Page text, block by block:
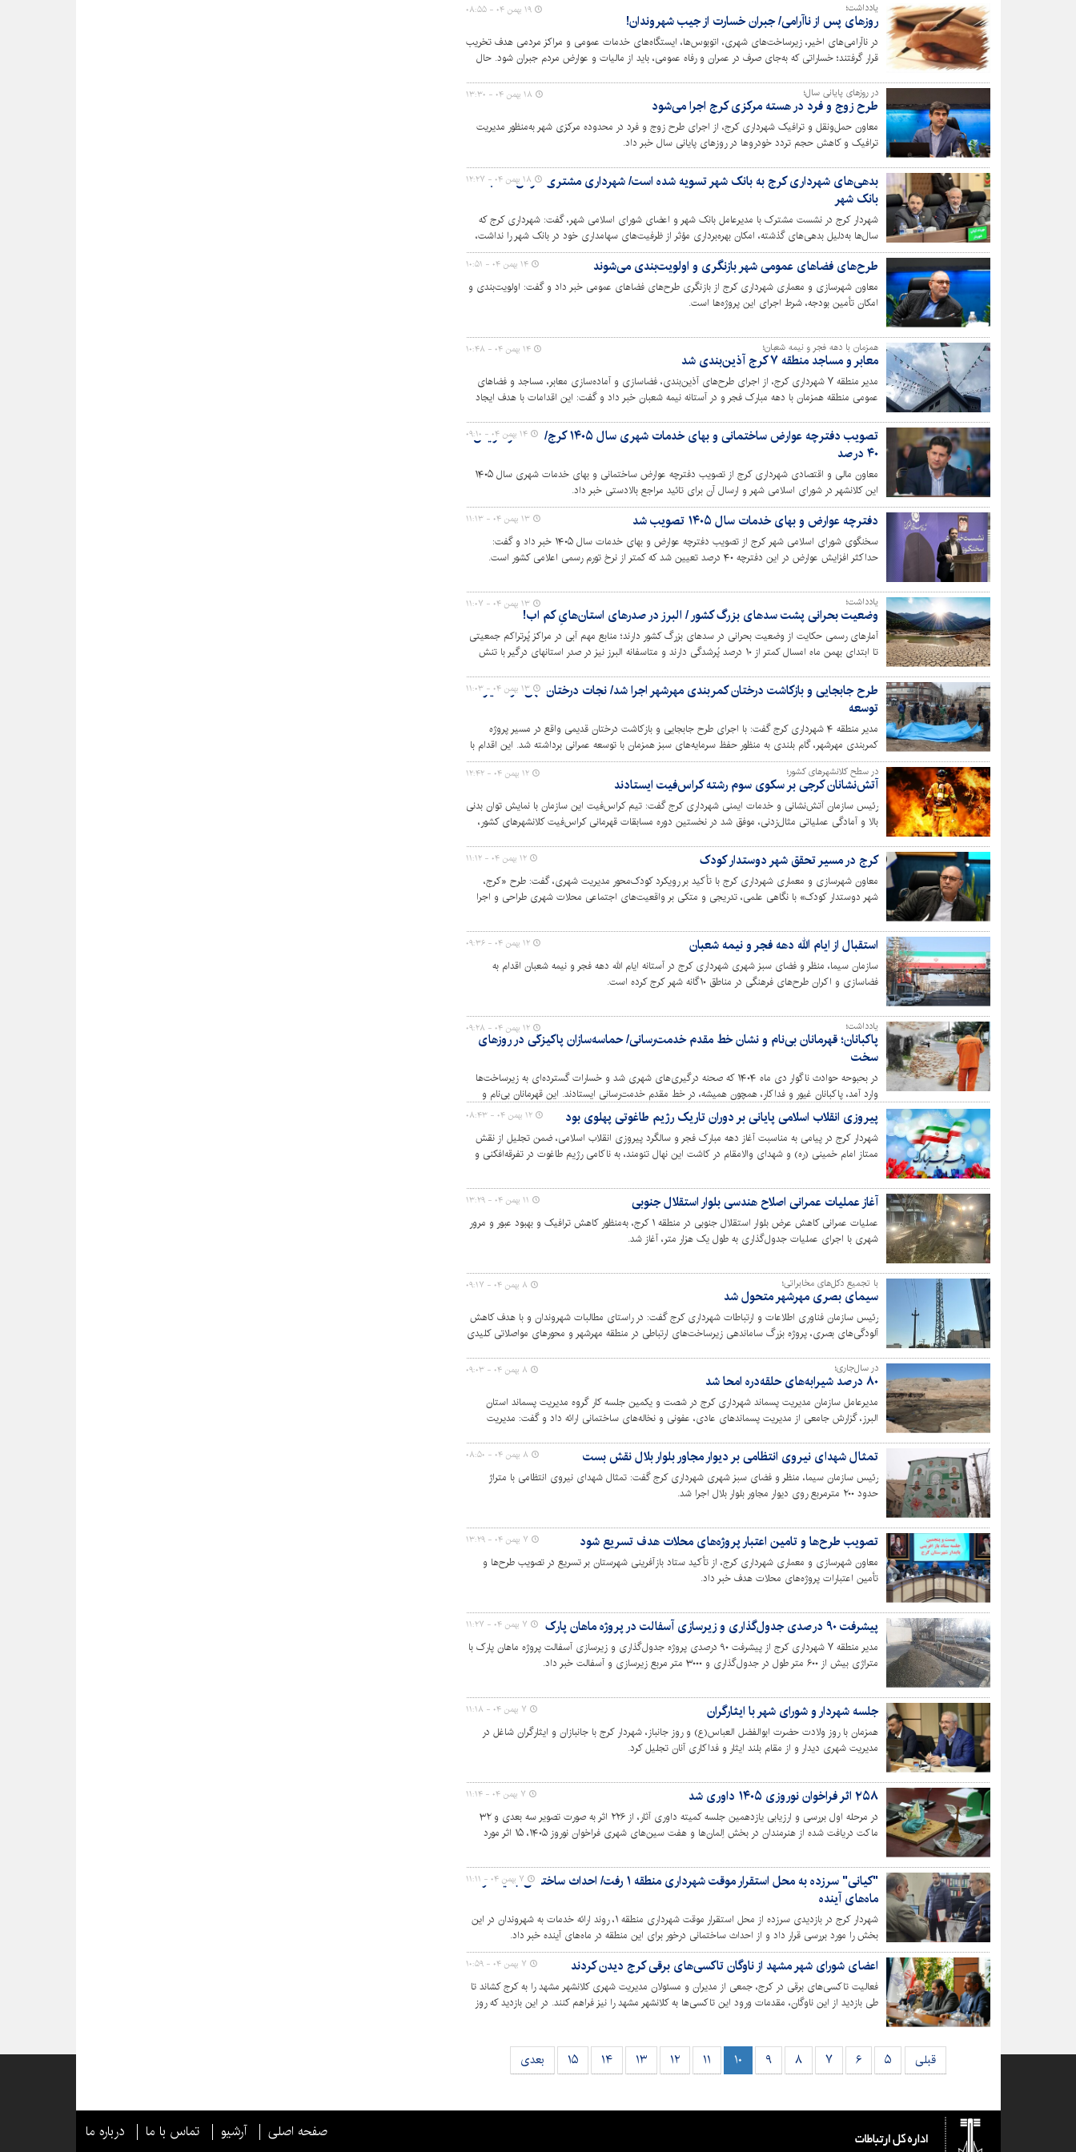
یادداشت؛
روزهای پس از ناآرامی/ جبران خسارت از جیب شهروندان!
در ناآرامی‌های اخیر، زیرساخت‌های شهری، اتوبوس‌ها، ایستگاه‌های خدمات عمومی و مراکز مردمی هدف تخریب
قرار گرفتند؛ خساراتی که به‌جای صرف در عمران و رفاه عمومی، باید از مالیات و عوارض مردم جبران شود. حال
خشونت شود؟
۱۹ بهمن ۰۴ - ۰۸:۵۵
در روزهای پایانی سال؛
طرح زوج و فرد در هسته مرکزی کرج اجرا می‌شود
معاون حمل‌ونقل و ترافیک شهرداری کرج، از اجرای طرح زوج و فرد در محدوده مرکزی شهر به‌منظور مدیریت
ترافیک و کاهش حجم تردد خودروها در روزهای پایانی سال خبر داد.
۱۸ بهمن ۰۴ - ۱۳:۳۰
بدهی‌های شهرداری کرج به بانک شهر تسویه شده است/ شهرداری مشتری خوش‌حساب
بانک شهر
شهردار کرج در نشست مشترک با مدیرعامل بانک شهر و اعضای شورای اسلامی شهر، گفت: شهرداری کرج که
سال‌ها به‌دلیل بدهی‌های گذشته، امکان بهره‌برداری مؤثر از ظرفیت‌های سهامداری خود در بانک شهر را نداشت،
امروز با تسویه کامل تعهدات مالی، به یکی از مشتریان خوش‌حساب این بانک تبدیل شده و زمینه برای توسعه
همکاری‌های جدید در حوزه پروژه‌های عمرانی، خدمات شهری و رفاه کارکنان فراهم شده است.
۱۸ بهمن ۰۴ - ۱۲:۲۷
طرح‌های فضاهای عمومی شهر بازنگری و اولویت‌بندی می‌شوند
معاون شهرسازی و معماری شهرداری کرج از بازنگری طرح‌های فضاهای عمومی خبر داد و گفت: اولویت‌بندی و
امکان تأمین بودجه، شرط اجرای این پروژه‌ها است.
۱۴ بهمن ۰۴ - ۱۰:۵۱
همزمان با دهه فجر و نیمه شعبان؛
معابر و مساجد منطقه ۷ کرج آذین‌بندی شد
مدیر منطقه ۷ شهرداری کرج، از اجرای طرح‌های آذین‌بندی، فضاسازی و آماده‌سازی معابر، مساجد و فضاهای
عمومی منطقه همزمان با دهه مبارک فجر و در آستانه نیمه شعبان خبر داد و گفت: این اقدامات با هدف ایجاد
۱۴ بهمن ۰۴ - ۱۰:۴۸
تصویب دفترچه عوارض ساختمانی و بهای خدمات شهری سال ۱۴۰۵ کرج/ حداکثر افزایش
۴۰ درصد
معاون مالی و اقتصادی شهرداری کرج از تصویب دفترچه عوارض ساختمانی و بهای خدمات شهری سال ۱۴۰۵
این کلانشهر در شورای اسلامی شهر و ارسال آن برای تائید مراجع بالادستی خبر داد.
۱۴ بهمن ۰۴ - ۰۹:۱۰
دفترچه عوارض و بهای خدمات سال ۱۴۰۵ تصویب شد
سخنگوی شورای اسلامی شهر کرج از تصویب دفترچه عوارض و بهای خدمات سال ۱۴۰۵ خبر داد و گفت:
حداکثر افزایش عوارض در این دفترچه ۴۰ درصد تعیین شد که کمتر از نرخ تورم رسمی اعلامی کشور است.
۱۳ بهمن ۰۴ - ۱۱:۱۳
یادداشت؛
وضعیت بحرانی پشت سدهای بزرگ کشور / البرز در صدرهای استان‌هایِ کم آب!
آمارهای رسمی حکایت از وضعیت بحرانی در سدهای بزرگ کشور دارند؛ منابع مهم آبی در مراکز پُرتراکم جمعیتی
تا ابتدای بهمن ماه امسال کمتر از ۱۰ درصد پُرشدگی دارند و متاسفانه البرز نیز در صدر استانهای درگیر با تنش
۱۳ بهمن ۰۴ - ۱۱:۰۷
طرح جابجایی و بازکاشت درختان کمربندی مهرشهر اجرا شد/ نجات درختان کهن در مسیر
توسعه
مدیر منطقه ۴ شهرداری کرج گفت: با اجرای طرح جابجایی و بازکاشت درختان قدیمی واقع در مسیر پروژه
کمربندی مهرشهر، گام بلندی به منظور حفظ سرمایه‌های سبز همزمان با توسعه عمرانی برداشته شد. این اقدام با
هدف کاهش اثرات زیست‌محیطی و پاسداری از درختان به عنوان میراث طبیعی صورت گرفته است.
۱۳ بهمن ۰۴ - ۱۱:۰۳
در سطح کلانشهرهای کشور؛
آتش‌نشانان کرجی بر سکوی سوم رشته کراس‌فیت ایستادند
رئیس سازمان آتش‌نشانی و خدمات ایمنی شهرداری کرج گفت: تیم کراس‌فیت این سازمان با نمایش توان بدنی
بالا و آمادگی عملیاتی مثال‌زدنی، موفق شد در نخستین دوره مسابقات قهرمانی کراس‌فیت کلانشهرهای کشور،
۱۲ بهمن ۰۴ - ۱۲:۴۲
کرج در مسیر تحقق شهر دوستدار کودک
معاون شهرسازی و معماری شهرداری کرج با تأکید بر رویکرد کودک‌محور مدیریت شهری، گفت: طرح «کرج،
شهر دوستدار کودک» با نگاهی علمی، تدریجی و متکی بر واقعیت‌های اجتماعی محلات شهری طراحی و اجرا
۱۲ بهمن ۰۴ - ۱۱:۱۲
استقبال از ایام الله دهه فجر و نیمه شعبان
سازمان سیما، منظر و فضای سبز شهری شهرداری کرج در آستانه ایام الله دهه فجر و نیمه شعبان اقدام به
فضاسازی و اکران طرح‌های فرهنگی در مناطق ۱۰گانه شهر کرج کرده است.
۱۲ بهمن ۰۴ - ۰۹:۳۶
یادداشت؛
پاکبانان؛ قهرمانان بی‌نام و نشان خط مقدم خدمت‌رسانی/ حماسه‌سازان پاکیزگی در روزهای
سخت
در بحبوحه حوادث ناگوار دی ماه ۱۴۰۴ که صحنه درگیری‌های شهری شد و خسارات گسترده‌ای به زیرساخت‌ها
وارد آمد، پاکبانان غیور و فداکار، همچون همیشه، در خط مقدم خدمت‌رسانی ایستادند. این قهرمانان بی‌نام و
نشان، با تعهد و ایثار بی‌بدیل خود، نه تنها مانع از اختلال در روند خدمات شهری شدند، بلکه با تلاش شبانه‌روزی،
صحنه‌های دلخراش تخریب را زدودند تا نبض زندگی در شهرها همچنان تپنده بماند و امید در دل شهروندان زنده
بماند.
۱۲ بهمن ۰۴ - ۰۹:۲۸
پیروزی انقلاب اسلامی پایانی بر دوران تاریک رژیم طاغوتی پهلوی بود
شهردار کرج در پیامی به مناسبت آغاز دهه مبارک فجر و سالگرد پیروزی انقلاب اسلامی، ضمن تجلیل از نقش
ممتاز امام خمینی (ره) و شهدای والامقام در کاشت این نهال تنومند، به ناکامی رژیم طاغوت در تفرقه‌افکنی و
خاک کشور شده و دهه فجر فرصتی برای تقویت همدلی برابر توطئه‌های دشمنان است.
۱۲ بهمن ۰۴ - ۰۸:۴۳
آغاز عملیات عمرانی اصلاح هندسی بلوار استقلال جنوبی
عملیات عمرانی کاهش عرض بلوار استقلال جنوبی در منطقه ۱ کرج، به‌منظور کاهش ترافیک و بهبود عبور و مرور
شهری با اجرای عملیات جدول‌گذاری به طول یک هزار متر، آغاز شد.
۱۱ بهمن ۰۴ - ۱۳:۲۹
با تجمیع دکل‌های مخابراتی؛
سیمای بصری مهرشهر متحول شد
رئیس سازمان فناوری اطلاعات و ارتباطات شهرداری کرج گفت: در راستای مطالبات شهروندان و با هدف کاهش
آلودگی‌های بصری، پروژه بزرگ ساماندهی زیرساخت‌های ارتباطی در منطقه مهرشهر و محورهای مواصلاتی کلیدی
۸ بهمن ۰۴ - ۰۹:۱۷
در سال‌جاری؛
۸۰ درصد شیرابه‌های حلقه‌دره امحا شد
مدیرعامل سازمان مدیریت پسماند شهرداری کرج در شصت و یکمین جلسه کار گروه مدیریت پسماند استان
البرز، گزارش جامعی از مدیریت پسماندهای عادی، عفونی و نخاله‌های ساختمانی ارائه داد و گفت: مدیریت
۸ بهمن ۰۴ - ۰۹:۰۳
تمثال شهدای نیروی انتظامی بر دیوار مجاور بلوار بلال نقش بست
رئیس سازمان سیما، منظر و فضای سبز شهری شهرداری کرج گفت: تمثال شهدای نیروی انتظامی با متراژ
حدود ۲۰۰ مترمربع روی دیوار مجاور بلوار بلال اجرا شد.
۸ بهمن ۰۴ - ۰۸:۵۰
تصویب طرح‌ها و تامین اعتبار پروژه‌های محلات هدف تسریع شود
معاون شهرسازی و معماری شهرداری کرج، از تأکید ستاد بازآفرینی شهرستان بر تسریع در تصویب طرح‌ها و
تأمین اعتبارات پروژه‌های محلات هدف خبر داد.
۷ بهمن ۰۴ - ۱۳:۲۹
پیشرفت ۹۰ درصدی جدول‌گذاری و زیرسازی آسفالت در پروژه ماهان پارک
مدیر منطقه ۷ شهرداری کرج از پیشرفت ۹۰ درصدی پروژه جدول‌گذاری و زیرسازی آسفالت پروژه ماهان پارک با
متراژی بیش از ۶۰۰ متر طول در جدول‌گذاری و ۳۰۰۰ متر مربع زیرسازی و آسفالت خبر داد.
۷ بهمن ۰۴ - ۱۱:۲۷
جلسه شهردار و شورای شهر با ایثارگران
همزمان با روز ولادت حضرت ابوالفضل العباس(ع) و روز جانباز، شهردار کرج با جانبازان و ایثارگران شاغل در
مدیریت شهری دیدار و از مقام بلند ایثار و فداکاری آنان تجلیل کرد.
۷ بهمن ۰۴ - ۱۱:۱۸
۲۵۸ اثر فراخوان نوروزی ۱۴۰۵ داوری شد
در مرحله اول بررسی و ارزیابی یازدهمین جلسه کمیته داوری آثار، از ۲۲۶ اثر به صورت تصویر سه بعدی و ۳۲
ماکت دریافت شده از هنرمندان در بخش اِلمان‌ها و هفت سین‌های شهری فراخوان نوروز ۱۴۰۵، ۱۵ اثر مورد
۷ بهمن ۰۴ - ۱۱:۱۴
"کیانی" سرزده به محل استقرار موقت شهرداری منطقه ۱ رفت/ احداث ساختمان جدید در
ماه‌های آینده
شهردار کرج در بازدیدی سرزده از محل استقرار موقت شهرداری منطقه ۱، روند ارائه خدمات به شهروندان در این
بخش را مورد بررسی قرار داد و از احداث ساختمانی درخور برای این منطقه در ماه‌های آینده خبر داد.
۷ بهمن ۰۴ - ۱۱:۱۱
اعضای شورای شهر مشهد از ناوگان تاکسی‌های برقی کرج دیدن کردند
فعالیت تاکسی‌های برقی در کرج، جمعی از مدیران و مسئولان مدیریت شهری کلانشهر مشهد را به کرج کشاند تا
طی بازدید از این ناوگان، مقدمات ورود این تاکسی‌ها به کلانشهر مشهد را نیز فراهم کنند. در این بازدید که روز
۷ بهمن ۰۴ - ۱۰:۵۹
قبلی ۵ ۶ ۷ ۸ ۹ ۱۰ ۱۱ ۱۲ ۱۳ ۱۴ ۱۵ بعدی
صفحه اصلی آرشیو تماس با ما درباره ما